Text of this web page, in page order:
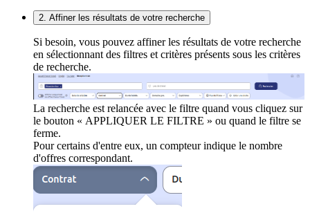
2. Affiner les résultats de votre recherche
Si besoin, vous pouvez affiner les résultats de votre recherche
en sélectionnant des filtres et critères présents sous les critères
de recherche.
La recherche est relancée avec le filtre quand vous cliquez sur
le bouton « APPLIQUER LE FILTRE » ou quand le filtre se
ferme.
Pour certains d'entre eux, un compteur indique le nombre
d'offres correspondant.